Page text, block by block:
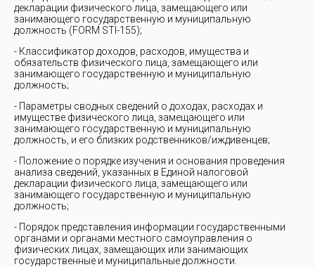
декларации физического лица, замещающего или
занимающего государственную и муниципальную
должность (FORM STI-155);
- Классификатор доходов, расходов, имущества и
обязательств физического лица, замещающего или
занимающего государственную и муниципальную
должность;
- Параметры сводных сведений о доходах, расходах и
имуществе физического лица, замещающего или
занимающего государственную и муниципальную
должность, и его близких родственников/иждивенцев;
- Положение о порядке изучения и основания проведения
анализа сведений, указанных в Единой налоговой
декларации физического лица, замещающего или
занимающего государственную и муниципальную
должность;
- Порядок представления информации государственными
органами и органами местного самоуправления о
физических лицах, замещающих или занимающих
государственные и муниципальные должности.